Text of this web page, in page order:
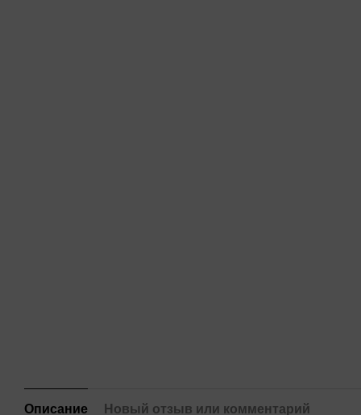
Описание Новый отзыв или комментарий